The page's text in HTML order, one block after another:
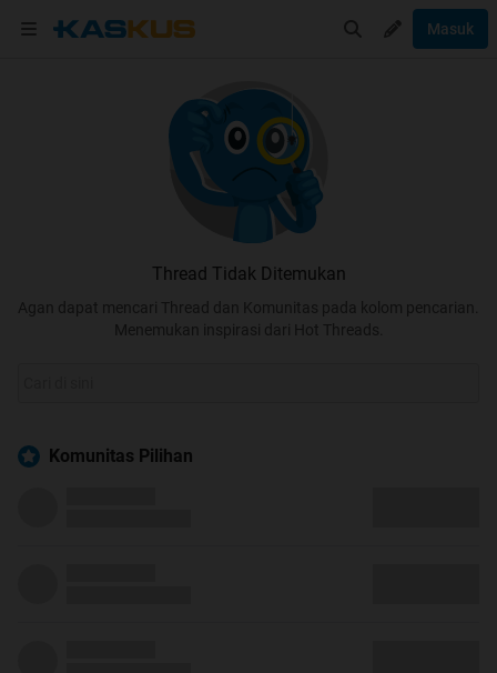
Masuk
Thread Tidak Ditemukan
Agan dapat mencari Thread dan Komunitas pada kolom pencarian.
Menemukan inspirasi dari Hot Threads.
Komunitas Pilihan